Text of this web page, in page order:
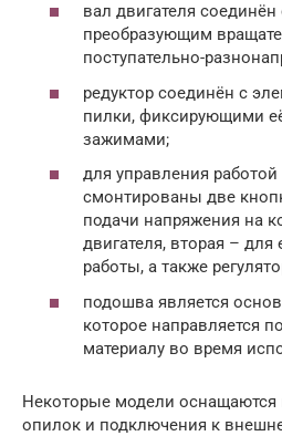
вал двигателя соединён
преобразующим
поступательно-
редуктор соединён с
пилки, фиксирующими
зажимами;
для управления
смонтированы две
подачи напряжения на
двигателя, вторая –
работы, а также
подошва является
которое направляется
материалу во время
Некоторые модели оснащаются
опилок и подключения к